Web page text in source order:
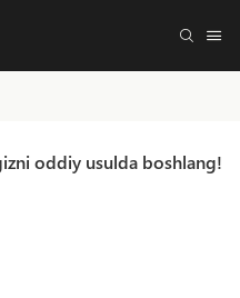
oddiy usulda boshlang!